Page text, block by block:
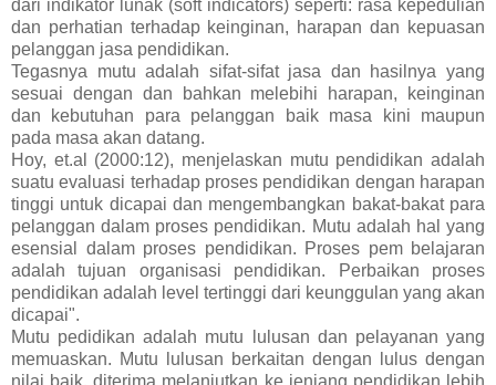
dari indikator lunak (soft indicators) seperti: rasa kepedulian
dan perhatian terhadap keinginan, harapan dan kepuasan
pelanggan jasa pendidikan.
Tegasnya mutu adalah sifat-sifat jasa dan hasilnya yang
sesuai dengan dan bahkan melebihi harapan, keinginan
dan kebutuhan para pelanggan baik masa kini maupun
pada masa akan datang.
Hoy, et.al (2000:12), menjelaskan mutu pendidikan adalah
suatu evaluasi terhadap proses pendidikan dengan harapan
tinggi untuk dicapai dan mengembangkan bakat-bakat para
pelanggan dalam proses pendidikan. Mutu adalah hal yang
esensial dalam proses pendidikan. Proses pem belajaran
adalah tujuan organisasi pendidikan. Perbaikan proses
pendidikan adalah level tertinggi dari keunggulan yang akan
dicapai".
Mutu pedidikan adalah mutu lulusan dan pelayanan yang
memuaskan. Mutu lulusan berkaitan dengan lulus dengan
nilai baik, diterima melanjutkan ke jenjang pendidikan lebih